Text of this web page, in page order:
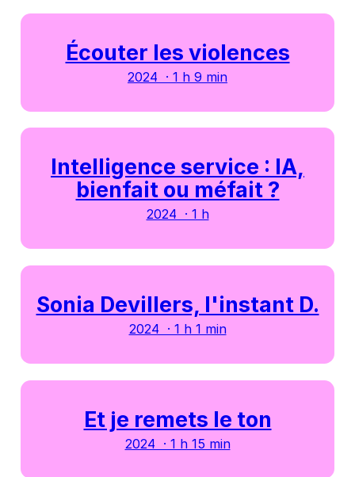
Écouter les violences
2024 · 1 h 9 min
Intelligence service : IA,
bienfait ou méfait ?
2024 · 1 h
Sonia Devillers, l'instant D.
2024 · 1 h 1 min
Et je remets le ton
2024 · 1 h 15 min